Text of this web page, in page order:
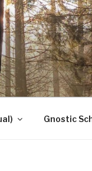
Gnostic